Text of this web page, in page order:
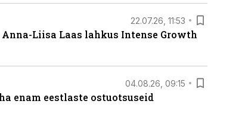
22.07.26, 11:53
Liisa Laas lahkus Intense Growth
04.08.26, 09:15
enam eestlaste ostuotsuseid